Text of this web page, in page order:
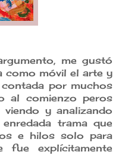
me gustó
como móvil el arte y
por muchos
al comienzo peros
y analizando
trama que
e hilos solo para
explícitamente